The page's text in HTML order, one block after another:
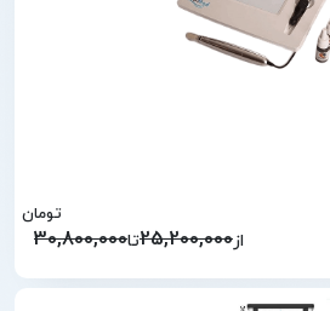
از25,200,000تا30,800,000
تومان